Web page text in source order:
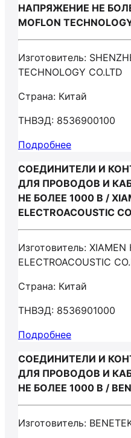
НАПРЯЖЕНИЕ НЕ
MOFLON
Изготовитель:
TECHNOLOGY CO.LTD
Страна: Китай
ТНВЭД: 8536900100
Подробнее
СОЕДИНИТЕЛИ И
ДЛЯ ПРОВОДОВ И
НЕ БОЛЕЕ 1000 В /
ELECTROACOUSTIC
Изготовитель: XIAMEN
ELECTROACOUSTIC
Страна: Китай
ТНВЭД: 8536901000
Подробнее
СОЕДИНИТЕЛИ И
ДЛЯ ПРОВОДОВ И
НЕ БОЛЕЕ 1000 В /
Изготовитель: